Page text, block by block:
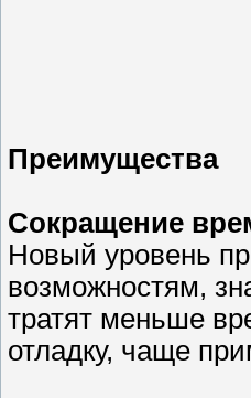
Преимущества
Сокращение
Новый уровень
возможностям,
тратят меньше
отладку, чаще